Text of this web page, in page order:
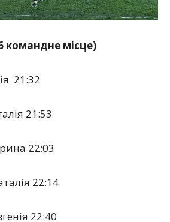
командне місце)
21:32
21:53
22:03
22:14
22:40